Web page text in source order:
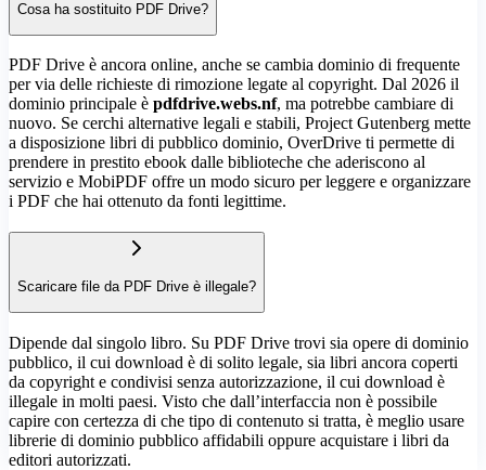
Cosa ha sostituito PDF Drive?
PDF Drive è ancora online, anche se cambia dominio di frequente
per via delle richieste di rimozione legate al copyright. Dal 2026 il
dominio principale è pdfdrive.webs.nf, ma potrebbe cambiare di
nuovo. Se cerchi alternative legali e stabili, Project Gutenberg mette
a disposizione libri di pubblico dominio, OverDrive ti permette di
prendere in prestito ebook dalle biblioteche che aderiscono al
servizio e MobiPDF offre un modo sicuro per leggere e organizzare
i PDF che hai ottenuto da fonti legittime.
Scaricare file da PDF Drive è illegale?
Dipende dal singolo libro. Su PDF Drive trovi sia opere di dominio
pubblico, il cui download è di solito legale, sia libri ancora coperti
da copyright e condivisi senza autorizzazione, il cui download è
illegale in molti paesi. Visto che dall’interfaccia non è possibile
capire con certezza di che tipo di contenuto si tratta, è meglio usare
librerie di dominio pubblico affidabili oppure acquistare i libri da
editori autorizzati.